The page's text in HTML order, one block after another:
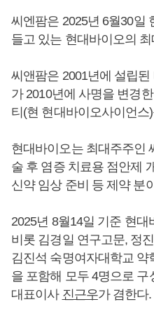
씨엔팜은 2025년 6월30일
들고 있는 현대바이오의
씨앤팜은 2001년에 설립
가 2010년에 사명을 변경
티(현 현대바이오사이언스
현대바이오는 최대주주인
술 후 염증 치료용 점안제
신약 임상 준비 등 제약 분
2025년 8월14일 기준 현
비롯 김경일 연구고문, 정
김진석 숙명여자대학교 약
을 포함해 모두 4명으로
대표이사 진근우가 겸한다.